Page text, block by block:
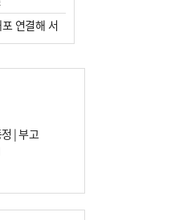
연결해 서
폭염’ 한풀
24명 아
된 부산…
사건 해결 부
|부고